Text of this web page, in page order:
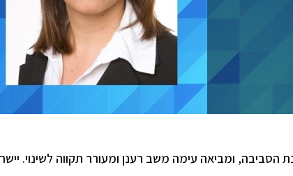
ומביאה עימה משב רענן ומעורר תקווה לשינוי.